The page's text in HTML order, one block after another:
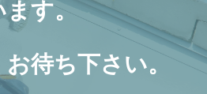
ます。
待ち下さい。